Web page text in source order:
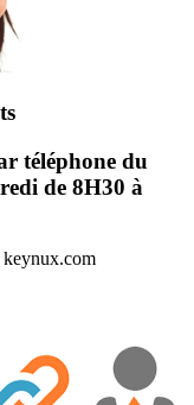
téléphone du
de 8H30 à